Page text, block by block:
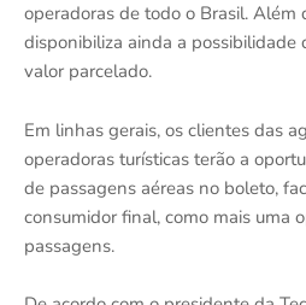
operadoras de todo o Brasil. Além
disponibiliza ainda a possibilidade
valor parcelado.
Em linhas gerais, os clientes das
operadoras turísticas terão a
de passagens aéreas no boleto,
consumidor final, como mais uma
passagens.